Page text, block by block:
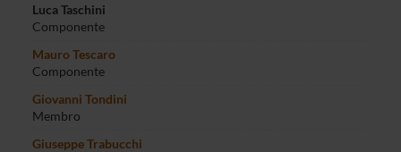
Luca Taschini
Componente
Mauro Tescaro
Componente
Giovanni Tondini
Membro
Giuseppe Trabucchi